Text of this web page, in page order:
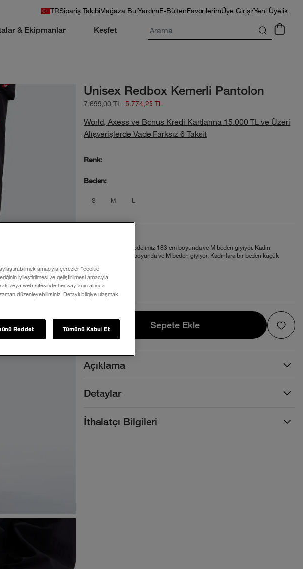
TRSipariş TakibiMağaza BulYardımE-BültenFavorilerimÜye Girişi/Yeni Üyelik
& Ekipmanlar Keşfet Arama
Unisex Redbox Kemerli Pantolon
5.774,25 TL
7.699,00 TL
World, Axess ve Bonus Kredi Kartlarına 15.000 TL ve Üzeri
Alışverişlerde Vade Farksız 6 Taksit
Renk:
Beden:
S M L
Bol kesim. Erkek modelimiz 183 cm boyunda ve M beden giyiyor. Kadın
modelimiz 175 cm boyunda ve M beden giyiyor. Kadınlara bir beden küçük
Beden Tablosu
Sepete Ekle
Açıklama
Detaylar
İthalatçı Bilgileri
amacıyla çerezler ”cookie”
iyileştirilmesi ve geliştirilmesi amacıyla
veya web sitesinde her sayfanın altında
düzenleyebilirsiniz. Detaylı bilgiye ulaşmak
Reddet Tümünü Kabul Et